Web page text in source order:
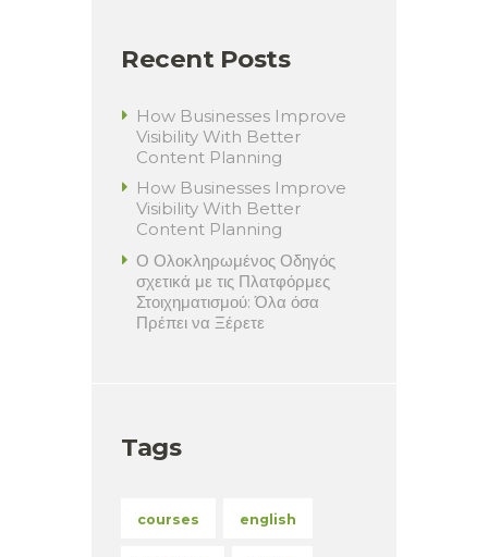
Recent Posts
How Businesses Improve
Visibility With Better
Content Planning
How Businesses Improve
Visibility With Better
Content Planning
Ο Ολοκληρωμένος Οδηγός
σχετικά με τις Πλατφόρμες
Στοιχηματισμού: Όλα όσα
Πρέπει να Ξέρετε
Tags
courses english